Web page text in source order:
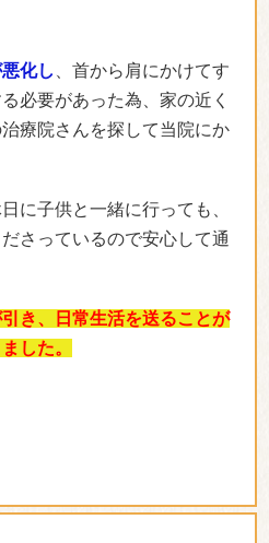
に子供と一緒に行っても、
さっているので安心して通
き、日常生活を送ることが
した。
らでは遅いと思い来院しま